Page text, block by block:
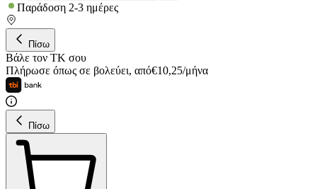
Παράδοση 2-3 ημέρες
Πίσω
Βάλε τον ΤΚ σου
Πλήρωσε όπως σε βολεύει, από€10,25/μήνα
Πίσω